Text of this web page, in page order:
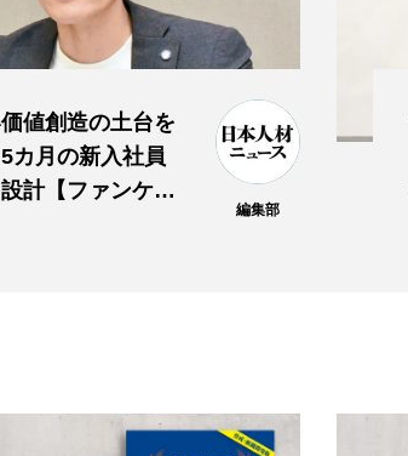
値創造の土台を
カ月の新入社員
計【ファンケ
編集部